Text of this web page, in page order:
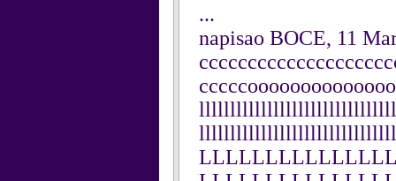
...
napisao BOCE, 11